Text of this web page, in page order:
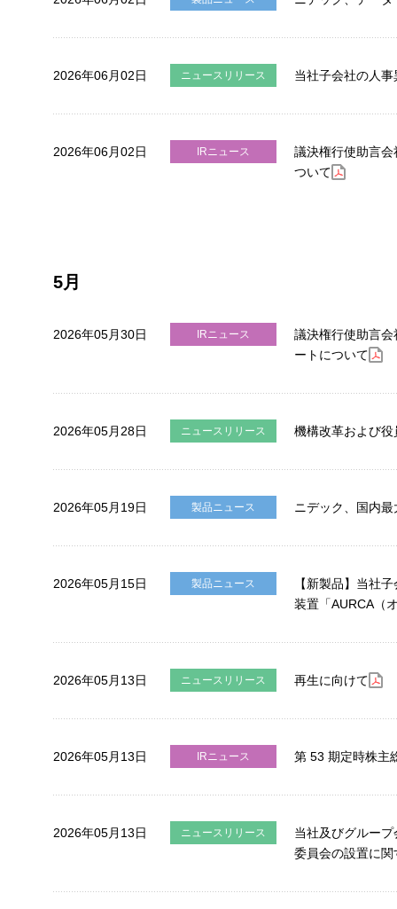
2026年06月02日 ニュースリリース 当社子会社の人
2026年06月02日 IRニュース
議決権行使助言
ついて
5月
2026年05月30日 IRニュース
議決権行使助言
ートについて
2026年05月28日 ニュースリリース 機構改革および
2026年05月19日 製品ニュース ニデック、国内
2026年05月15日 製品ニュース
【新製品】当社
装置「AURCA（
2026年05月13日 ニュースリリース 再生に向けて
2026年05月13日 IRニュース 第 53 期定時株主
2026年05月13日 ニュースリリース
当社及びグルー
委員会の設置に
株主・投資家向けニュース
経営情報
個人投資家のみなさまへ
財務・業績情報